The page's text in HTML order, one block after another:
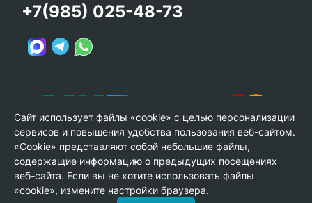
+7(985) 025-48-73
© Copyright 2013-2026 KERAMA MARAZZI, ООО «Гамма
Керамика»
Сайт использует файлы «cookie» с целью персонализации
сервисов и повышения удобства пользования веб-сайтом.
«Cookie» представляют собой небольшие файлы,
содержащие информацию о предыдущих посещениях
веб-сайта. Если вы не хотите использовать файлы
«cookie», измените настройки браузера.